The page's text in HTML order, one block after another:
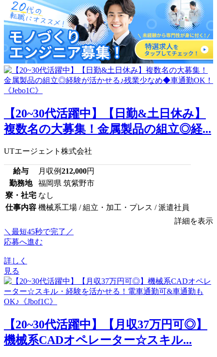
【20~30代活躍中】【日勤&土日休み】
複数名の大募集！金属製品の組立◎経...
UTエージェント株式会社
給与 月収例212,000円
勤務地
福岡県 筑紫野市
寮・社宅 なし
仕事内容 機械系工場 / 組立・加工・プレス / 派遣社員
詳細を表示
＼最短45秒で完了／
応募へ進む
詳しく
見る
【20~30代活躍中】【月収37万円可◎】
機械系CADオペレーター☆スキル...